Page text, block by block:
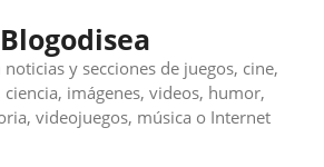
Blogodisea
y secciones de juegos, cine,
imágenes, videos, humor,
videojuegos, música o Internet